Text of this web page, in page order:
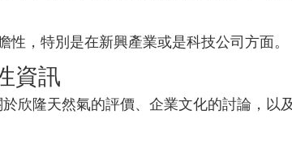
性，特別是在新興產業或是科技公司方面。
資訊
欣隆天然氣的評價、企業文化的討論，以